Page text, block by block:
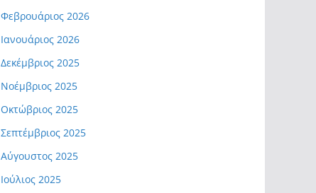
Φεβρουάριος 2026
Ιανουάριος 2026
Δεκέμβριος 2025
Νοέμβριος 2025
Οκτώβριος 2025
Σεπτέμβριος 2025
Αύγουστος 2025
Ιούλιος 2025